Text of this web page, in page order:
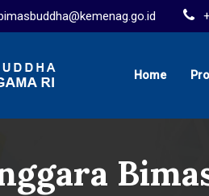
Home